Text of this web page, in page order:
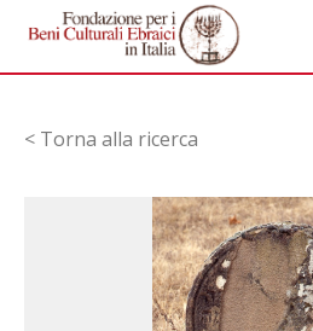
< Torna alla ricerca